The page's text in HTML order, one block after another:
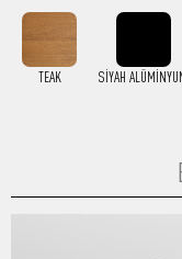
TEAK SIYAH